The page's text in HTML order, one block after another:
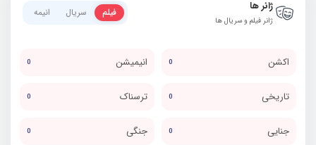
ژانر ها
ژانر فیلم و سریال ها
فیلم سریال انیمه
اکشن 0 انیمیشن 0
تاریخی 0 ترسناک 0
جنایی 0 جنگی 0